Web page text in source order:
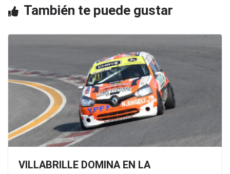
o p
También te puede gustar
VILLABRILLE DOMINA EN LA